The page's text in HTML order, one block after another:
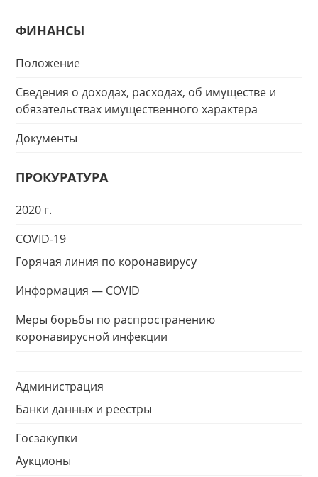
ФИНАНСЫ
Положение
Сведения о доходах, расходах, об имуществе и
обязательствах имущественного характера
Документы
ПРОКУРАТУРА
2020 г.
COVID-19
Горячая линия по коронавирусу
Информация — COVID
Меры борьбы по распространению
коронавирусной инфекции
Администрация
Банки данных и реестры
Госзакупки
Аукционы